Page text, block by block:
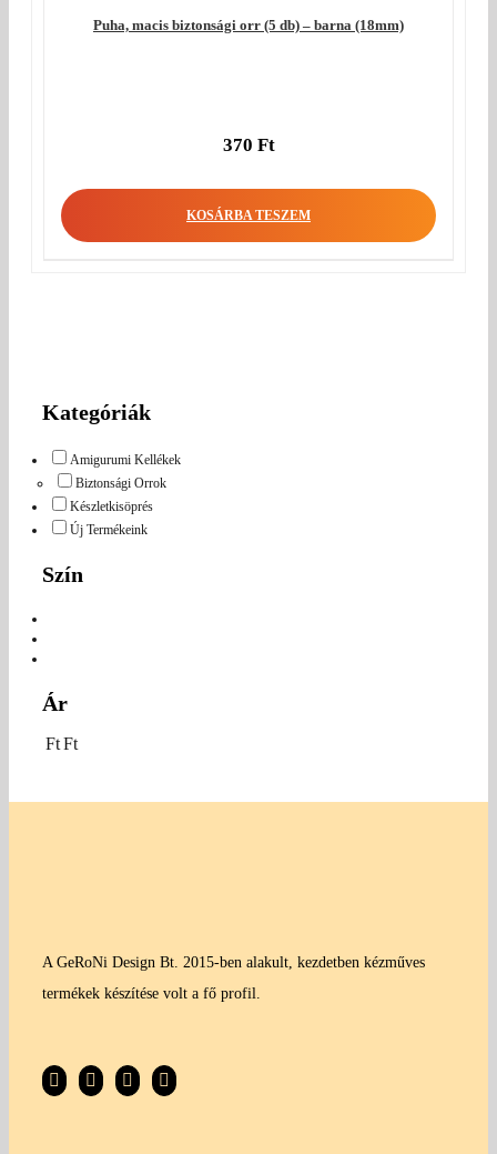
Puha, macis biztonsági orr (5 db) – barna (18mm)
370 Ft
KOSÁRBA TESZEM
Kategóriák
Amigurumi Kellékek
Biztonsági Orrok
Készletkisöprés
Új Termékeink
Szín
Ár
FtFt
A GeRoNi Design Bt. 2015-ben alakult, kezdetben kézműves
termékek készítése volt a fő profil.